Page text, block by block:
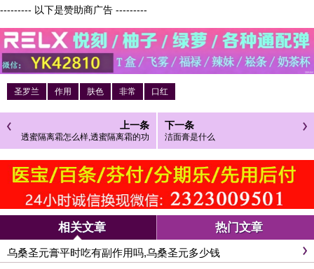
--------- 以下是赞助商广告 ---------
圣罗兰 作用 肤色 非常 口红
上一条
透蜜隔离霜怎么样,透蜜隔离霜的功
效
下一条
洁面膏是什么
相关文章 热门文章
乌桑圣元膏平时吃有副作用吗,乌桑圣元多少钱